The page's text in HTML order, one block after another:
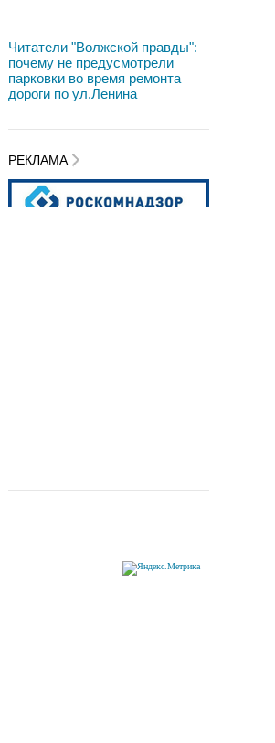
Читатели "Волжской правды":
почему не предусмотрели
парковки во время ремонта
дороги по ул.Ленина
РЕКЛАМА